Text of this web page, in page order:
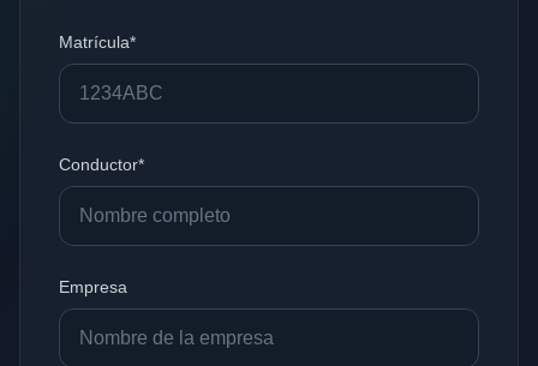
Matrícula*
Conductor*
Empresa